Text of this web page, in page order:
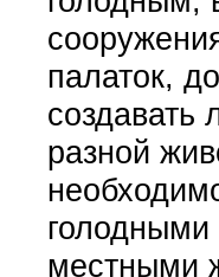
палаток,
создавать
разной
местными